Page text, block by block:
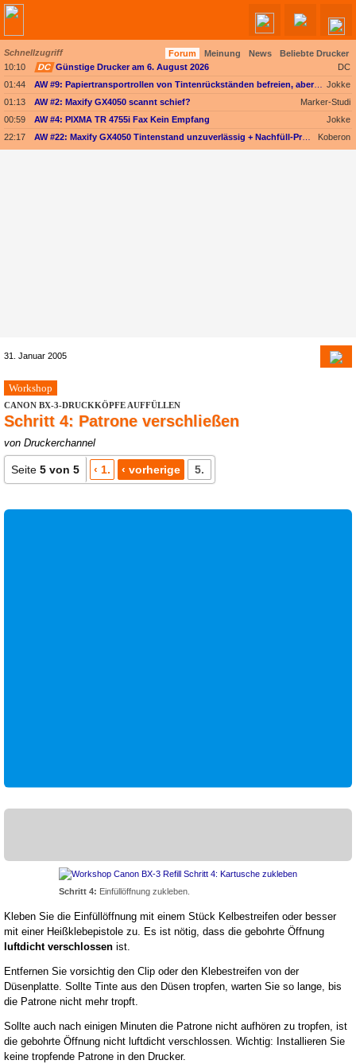
Schnellzugriff Forum Meinung News
Beliebte Drucker
10:10
DC Günstige Drucker am 6. August 2026
DC
01:44
AW #9: Papiertransportrollen von Tintenrückständen befreien, aber womit?
Jokke
01:13
AW #2: Maxify GX4050 scannt schief?
Marker-Studi
00:59
AW #4: PIXMA TR 4755i Fax Kein Empfang
Jokke
22:17
AW #22: Maxify GX4050 Tintenstand unzuverlässig + Nachfüll-Problem - Druckkopf in Gefahr Koberon
31. Januar 2005
Workshop
CANON BX-3-DRUCKKÖPFE AUFFÜLLEN
Schritt 4: Patrone verschließen
von Druckerchannel
Seite 5 von 5 ‹ 1. ‹ vorherige 5.
Angebote werden geladen...
Schritt 4: Einfüllöffnung zukleben.
Kleben Sie die Einfüllöffnung mit einem Stück Kelbestreifen oder besser
mit einer Heißklebepistole zu. Es ist nötig, dass die gebohrte Öffnung
luftdicht verschlossen ist.
Entfernen Sie vorsichtig den Clip oder den Klebestreifen von der
Düsenplatte. Sollte Tinte aus den Düsen tropfen, warten Sie so lange, bis
die Patrone nicht mehr tropft.
Sollte auch nach einigen Minuten die Patrone nicht aufhören zu tropfen, ist
die gebohrte Öffnung nicht luftdicht verschlossen. Wichtig: Installieren Sie
keine tropfende Patrone in den Drucker.